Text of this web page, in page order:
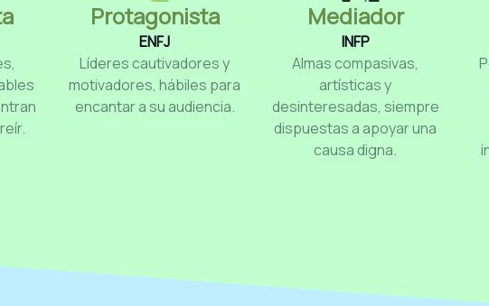
Protagonista
ENFJ
Líderes cautivadores y
motivadores, hábiles para
encantar a su audiencia.
Mediador
INFP
Almas compasivas,
artísticas y
desinteresadas, siempre
dispuestas a apoyar una
causa digna.